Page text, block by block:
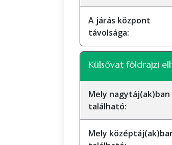
A járás központ
távolsága:
Külsővat földrajzi
Mely nagytáj(ak)ban
található:
Mely